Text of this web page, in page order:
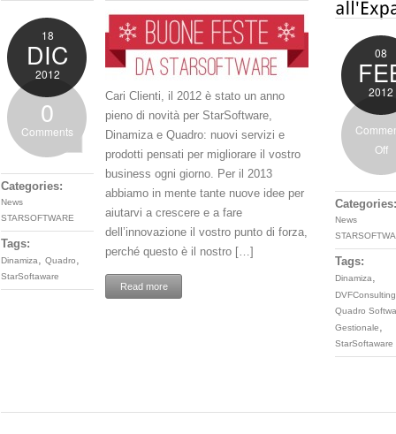
18
DIC
2012
0
Comments
Categories:
News
STARSOFTWARE
Tags:
Dinamiza, Quadro,
StarSoftaware
Cari Clienti, il 2012 è stato un anno
pieno di novità per StarSoftware,
Dinamiza e Quadro: nuovi servizi e
prodotti pensati per migliorare il vostro
business ogni giorno. Per il 2013
abbiamo in mente tante nuove idee per
aiutarvi a crescere e a fare
dell’innovazione il vostro punto di forza,
perché questo è il nostro […]
Read more
08
2012
Off
Categories:
News
Tags:
Dinamiza,
DVFConsulting
Quadro
Gestionale,
StarSoftaware